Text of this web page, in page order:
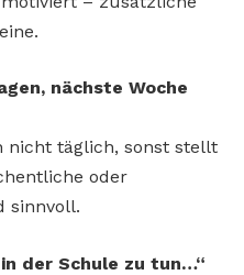
nächste Woche
nicht täglich, sonst stellt
oder
sinnvoll.
der Schule zu tun…“